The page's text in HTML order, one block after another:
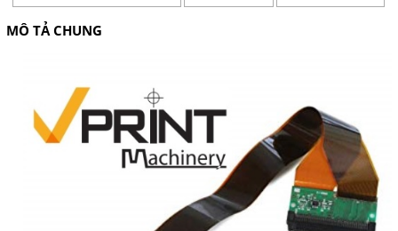
MÔ TẢ CHUNG